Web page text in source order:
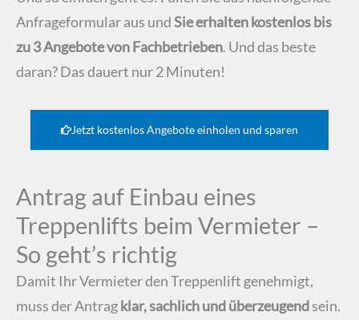
Anfrageformular aus undSie erhalten kostenlos bis
zu 3 Angebote von Fachbetrieben. Und das beste
daran? Das dauert nur 2 Minuten!
Jetzt kostenlos Angebote einholen und sparen
Antrag auf Einbau eines
Treppenlifts beim Vermieter –
So geht’s richtig
Damit Ihr Vermieter den Treppenlift genehmigt,
muss der Antragklar, sachlich und überzeugendsein.